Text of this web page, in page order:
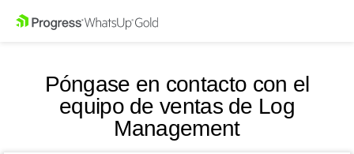
Póngase en contacto con el
equipo de ventas de Log
Management